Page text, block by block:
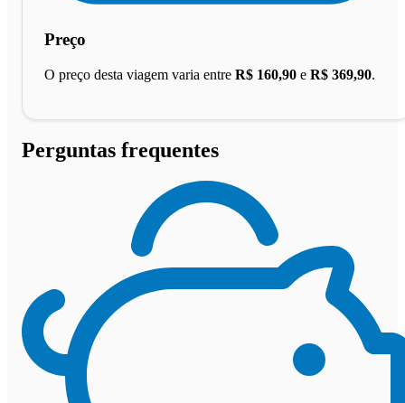
Preço
O preço desta viagem varia entre R$ 160,90 e R$ 369,90.
Perguntas frequentes